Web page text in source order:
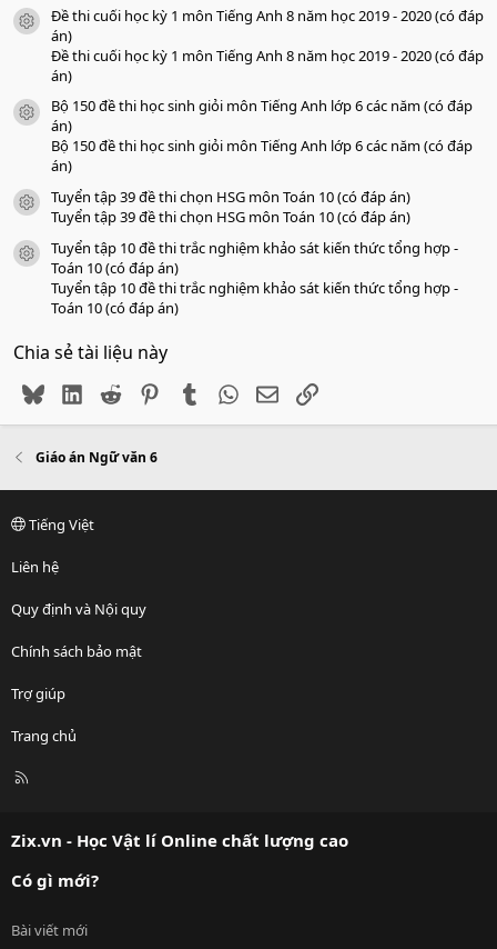
icon tài liệu
Đề thi cuối học kỳ 1 môn Tiếng Anh 8 năm học 2019 - 2020 (có đáp
án)
Đề thi cuối học kỳ 1 môn Tiếng Anh 8 năm học 2019 - 2020 (có đáp
án)
icon tài liệu
Bộ 150 đề thi học sinh giỏi môn Tiếng Anh lớp 6 các năm (có đáp
án)
Bộ 150 đề thi học sinh giỏi môn Tiếng Anh lớp 6 các năm (có đáp
án)
icon tài liệu
Tuyển tập 39 đề thi chọn HSG môn Toán 10 (có đáp án)
Tuyển tập 39 đề thi chọn HSG môn Toán 10 (có đáp án)
icon tài liệu
Tuyển tập 10 đề thi trắc nghiệm khảo sát kiến thức tổng hợp -
Toán 10 (có đáp án)
Tuyển tập 10 đề thi trắc nghiệm khảo sát kiến thức tổng hợp -
Toán 10 (có đáp án)
Chia sẻ tài liệu này
BlueskyLinkedIn
Reddit PinterestTumblr WhatsApp
EmailLink
Giáo án Ngữ văn 6
Tiếng Việt
Liên hệ
Quy định và Nội quy
Chính sách bảo mật
Trợ giúp
Trang chủ
R
Zix.vn - Học Vật lí Online chất lượng cao
Có gì mới?
Bài viết mới